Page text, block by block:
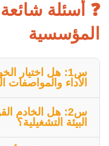
❓ أسئلة
المؤسسية
س1: هل اختيار
الأداء والمواصفات
لا، الأداء
الخوادم المؤسسية
الكاملة، البيئة
س2: هل الخادم
البيئة التشغيلية؟